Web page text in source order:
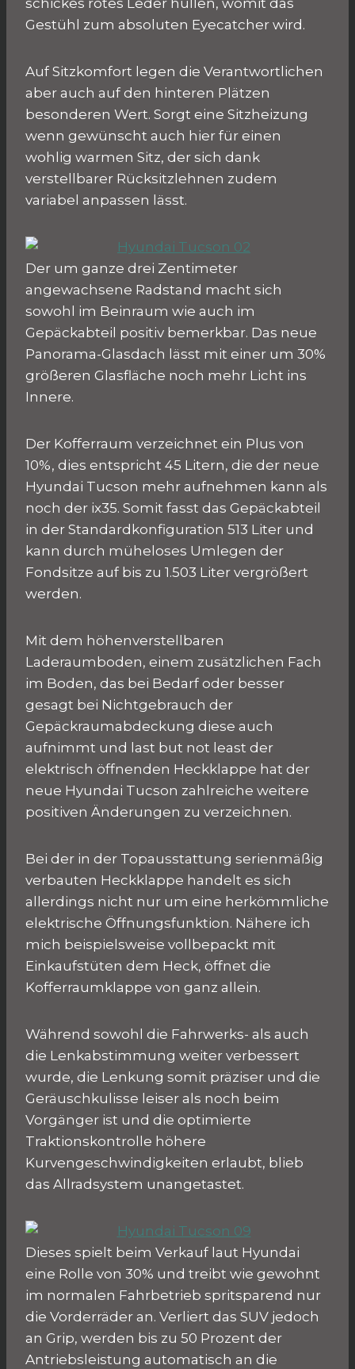
schickes rotes Leder hüllen, womit das
Gestühl zum absoluten Eyecatcher wird.
Auf Sitzkomfort legen die Verantwortlichen
aber auch auf den hinteren Plätzen
besonderen Wert. Sorgt eine Sitzheizung
wenn gewünscht auch hier für einen
wohlig warmen Sitz, der sich dank
verstellbarer Rücksitzlehnen zudem
variabel anpassen lässt.
Der um ganze drei Zentimeter
angewachsene Radstand macht sich
sowohl im Beinraum wie auch im
Gepäckabteil positiv bemerkbar. Das neue
Panorama-Glasdach lässt mit einer um 30%
größeren Glasfläche noch mehr Licht ins
Innere.
Der Kofferraum verzeichnet ein Plus von
10%, dies entspricht 45 Litern, die der neue
Hyundai Tucson mehr aufnehmen kann als
noch der ix35. Somit fasst das Gepäckabteil
in der Standardkonfiguration 513 Liter und
kann durch müheloses Umlegen der
Fondsitze auf bis zu 1.503 Liter vergrößert
werden.
Mit dem höhenverstellbaren
Laderaumboden, einem zusätzlichen Fach
im Boden, das bei Bedarf oder besser
gesagt bei Nichtgebrauch der
Gepäckraumabdeckung diese auch
aufnimmt und last but not least der
elektrisch öffnenden Heckklappe hat der
neue Hyundai Tucson zahlreiche weitere
positiven Änderungen zu verzeichnen.
Bei der in der Topausstattung serienmäßig
verbauten Heckklappe handelt es sich
allerdings nicht nur um eine herkömmliche
elektrische Öffnungsfunktion. Nähere ich
mich beispielsweise vollbepackt mit
Einkaufstüten dem Heck, öffnet die
Kofferraumklappe von ganz allein.
Während sowohl die Fahrwerks- als auch
die Lenkabstimmung weiter verbessert
wurde, die Lenkung somit präziser und die
Geräuschkulisse leiser als noch beim
Vorgänger ist und die optimierte
Traktionskontrolle höhere
Kurvengeschwindigkeiten erlaubt, blieb
das Allradsystem unangetastet.
Dieses spielt beim Verkauf laut Hyundai
eine Rolle von 30% und treibt wie gewohnt
im normalen Fahrbetrieb spritsparend nur
die Vorderräder an. Verliert das SUV jedoch
an Grip, werden bis zu 50 Prozent der
Antriebsleistung automatisch an die